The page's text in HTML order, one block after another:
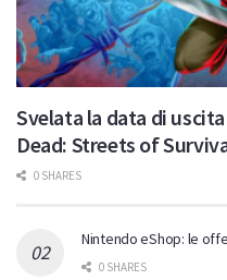
Svelata la data di
Dead: Streets of
0 SHARES
Nintendo eShop: le
0 SHARES